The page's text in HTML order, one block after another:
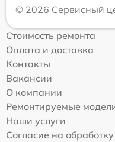
© 2026 Сервисный
Стоимость ремонта
Оплата и доставка
Контакты
Вакансии
О компании
Ремонтируемые
Наши услуги
Согласие на